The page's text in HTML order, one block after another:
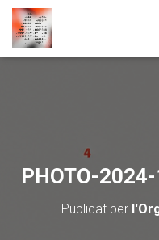
PHOTO-
Publicat per